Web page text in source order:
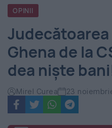
România
-
Evenimentul
Zilei
OPINII
Judecătoarea
Ghena de la
dea niște
Mirel Curea 23